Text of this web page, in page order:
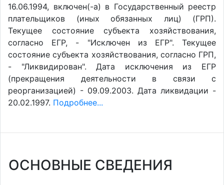
16.06.1994, включен(-a) в Государственный реестр
плательщиков (иных обязанных лиц) (ГРП).
Текущее состояние субъекта хозяйствования,
согласно ЕГР, - "Исключен из ЕГР". Текущее
состояние субъекта хозяйствования, согласно ГРП,
- "Ликвидирован". Дата исключения из ЕГР
(прекращения деятельности в связи с
реорганизацией) - 09.09.2003. Дата ликвидации -
20.02.1997. Подробнее...
ОСНОВНЫЕ СВЕДЕНИЯ